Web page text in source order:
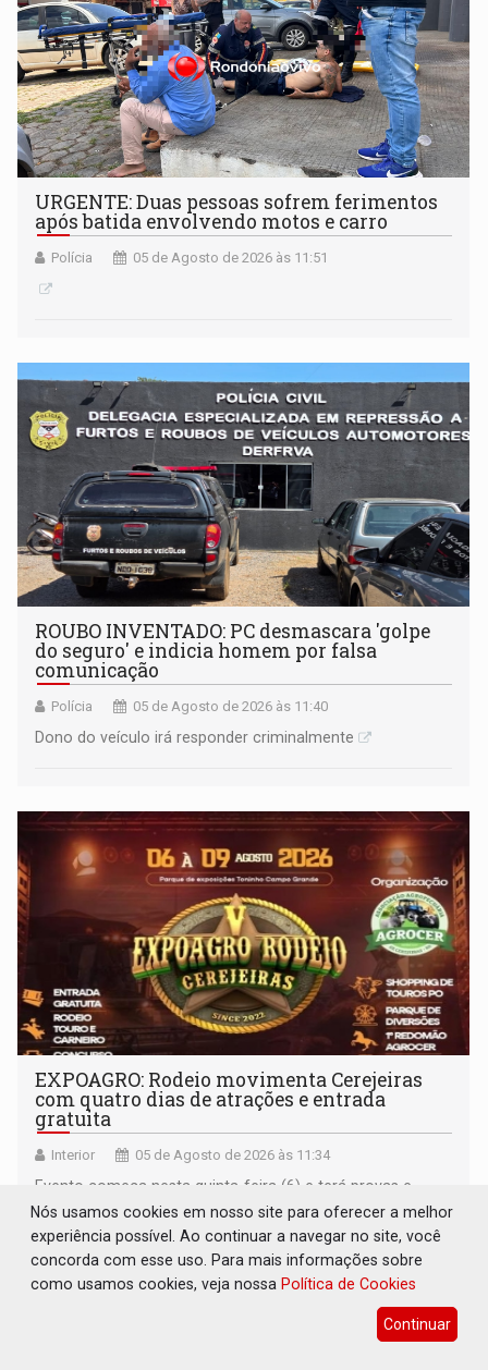
URGENTE: Duas pessoas sofrem ferimentos
após batida envolvendo motos e carro
Polícia 05 de Agosto de 2026 às 11:51
ROUBO INVENTADO: PC desmascara 'golpe
do seguro' e indicia homem por falsa
comunicação
Polícia 05 de Agosto de 2026 às 11:40
Dono do veículo irá responder criminalmente
EXPOAGRO: Rodeio movimenta Cerejeiras
com quatro dias de atrações e entrada
gratuita
Interior 05 de Agosto de 2026 às 11:34
Evento começa nesta quinta-feira (6) e terá provas e
competições, parque de diversões, rodeio e shows
Nós usamos cookies em nosso site para oferecer a melhor
experiência possível. Ao continuar a navegar no site, você
concorda com esse uso. Para mais informações sobre
como usamos cookies, veja nossa Política de Cookies
Continuar